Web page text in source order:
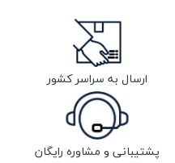
ارسال به سراسر کشور
پشتیبانی و مشاوره رایگان